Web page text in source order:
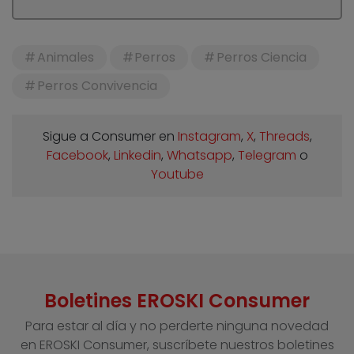
Animales Perros
Perros Ciencia
Perros Convivencia
Sigue a Consumer en Instagram, X, Threads,
Facebook, Linkedin, Whatsapp, Telegram o
Youtube
Boletines EROSKI Consumer
Para estar al día y no perderte ninguna novedad
en EROSKI Consumer, suscríbete nuestros boletines